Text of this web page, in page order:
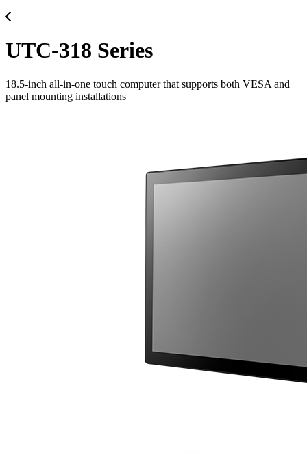
UTC-318 Series
18.5-inch all-in-one touch computer that supports both VESA and
panel mounting installations